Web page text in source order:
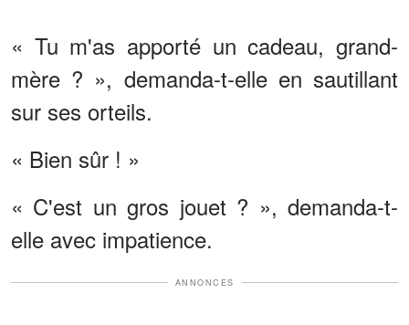
« Tu m'as apporté un cadeau, grand-
mère ? », demanda-t-elle en sautillant
sur ses orteils.
« Bien sûr ! »
« C'est un gros jouet ? », demanda-t-
elle avec impatience.
ANNONCES